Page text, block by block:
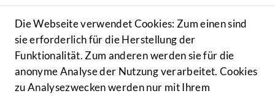
Benutzer
Navigationsmenü öffnen
MENÜ
Die Webseite verwendet Cookies: Zum einen sind
sie erforderlich für die Herstellung der
Funktionalität. Zum anderen werden sie für die
anonyme Analyse der Nutzung verarbeitet. Cookies
zu Analysezwecken werden nur mit Ihrem